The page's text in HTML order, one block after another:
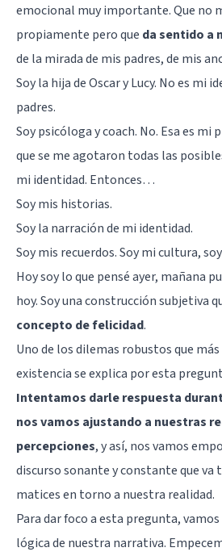
emocional muy importante. Que no
propiamente pero que da sentido a
de la mirada de mis padres, de mis
Soy la hija de Oscar y Lucy. No es mi
padres.
Soy psicóloga y coach. No. Esa es mi
que se me agotaron todas las
mi identidad. Entonces…
Soy mis historias.
Soy la narración de mi identidad.
Soy mis recuerdos. Soy mi cultura,
Hoy soy lo que pensé ayer, mañana
hoy. Soy una construcción subjetiva
concepto de felicidad.
Uno de los dilemas robustos que
existencia se explica por esta
Intentamos darle respuesta
nos vamos ajustando a nuestras
percepciones, y así, nos vamos
discurso sonante y constante que
matices en torno a nuestra realidad.
Para dar foco a esta pregunta,
lógica de nuestra narrativa.